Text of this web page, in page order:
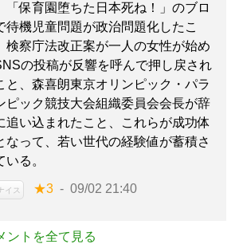
「保育園堕ちた日本死ね！」のブロ
待機児童問題が政治問題化したこ
検察庁法改正案が一人の女性が始め
の投稿が反響を呼んで押し戻され
と、森喜朗東京オリンピック・パラ
ピック競技大会組織委員会会長が辞
追い込まれたこと、これらが成功体
なって、若い世代の経験値が蓄積さ
いる。
イス ★3 09/02 21:40
ントを全て見る